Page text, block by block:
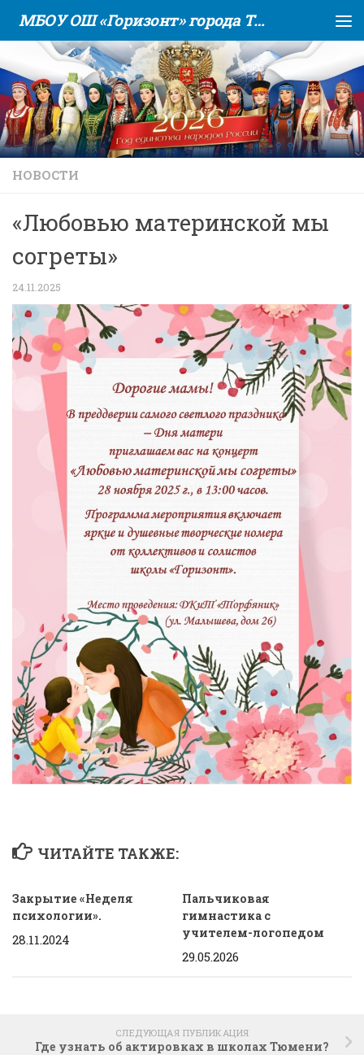
Skip to content МБОУ ОШ «Горизонт» города Тюмени
НОВОСТИ
«Любовью материнской мы
согреты»
24.11.2025
ЧИТАЙТЕ ТАКЖЕ:
Закрытие «Неделя
психологии».
28.11.2024
Пальчиковая
гимнастика с
учителем-логопедом
29.05.2026
СЛЕДУЮЩАЯ ПУБЛИКАЦИЯ
Где узнать об актировках в школах Тюмени?